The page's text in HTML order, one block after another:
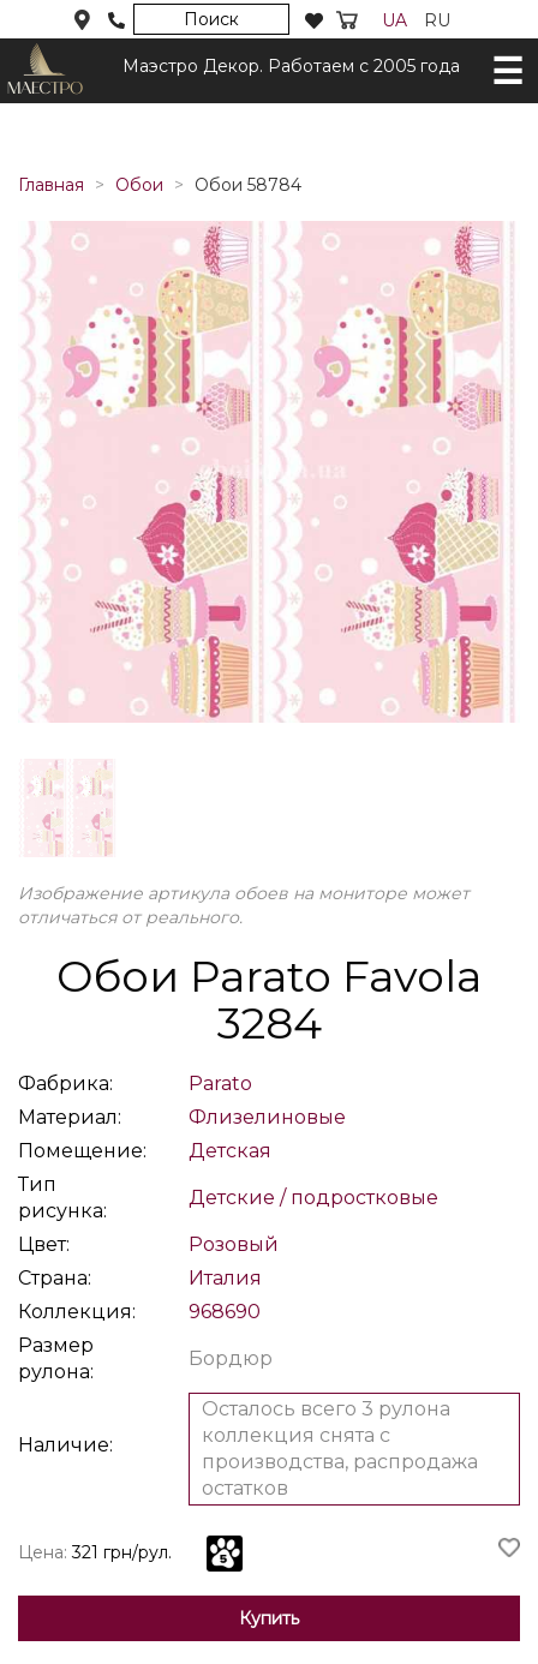
Поиск UA RU
Маэстро Декор. Работаем с 2005 года
Главная Обои Обои 58784
Изображение артикула обоев на мониторе может
отличаться от реального.
Обои Parato Favola
3284
Фабрика:
Parato
Материал:
Флизелиновые
Помещение:
Детская
Тип
рисунка:
Детские / подростковые
Цвет:
Розовый
Страна:
Италия
Коллекция:
968690
Размер
рулона:
Бордюр
Наличие:
Осталось всего 3 рулона
коллекция снята с
производства, распродажа
остатков
Цена: 321 грн/рул.
Купить